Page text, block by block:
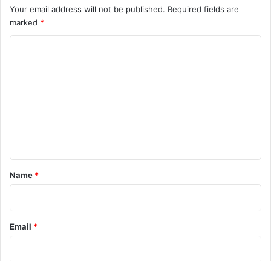
Your email address will not be published. Required fields are
marked *
*
Name *
Email *